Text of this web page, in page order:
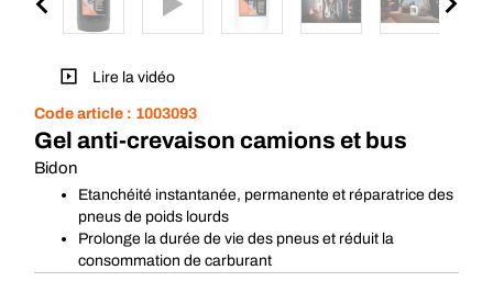
Lire la vidéo
Code article : 1003093
Gel anti-crevaison camions et bus
Bidon
Etanchéité instantanée, permanente et réparatrice des
pneus de poids lourds
Prolonge la durée de vie des pneus et réduit la
consommation de carburant